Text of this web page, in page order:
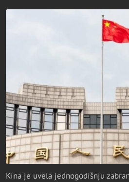
Kina je uvela jednogodišnju